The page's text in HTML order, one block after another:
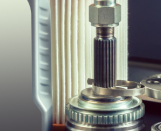
amortisseur
Thermostat d’eau
Sonde de température
Débitmètre d’aire